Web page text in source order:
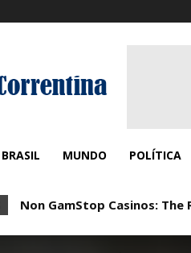
BRASIL MUNDO POLÍTICA
Non GamStop Casinos: The
No KYC Casinos: Real Play,